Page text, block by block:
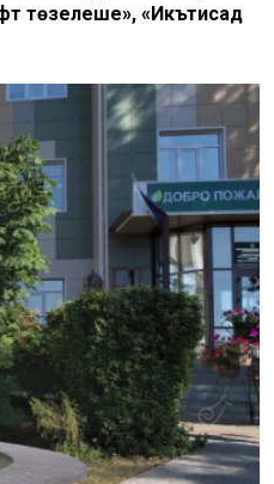
төзелеше», «Икътисад